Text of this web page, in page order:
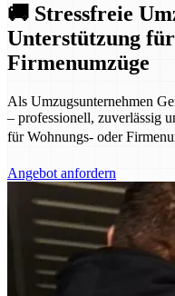
🚚 Stressfreie
Unterstützung
Firmenumzüge
Als Umzugsunternehmen
– professionell, zuverlässig
für Wohnungs- oder
Angebot anfordern